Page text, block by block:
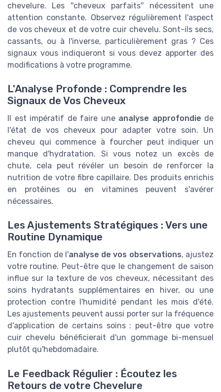
chevelure. Les ''cheveux parfaits'' nécessitent une
attention constante. Observez régulièrement l'aspect
de vos cheveux et de votre cuir chevelu. Sont-ils secs,
cassants, ou à l'inverse, particulièrement gras ? Ces
signaux vous indiqueront si vous devez apporter des
modifications à votre programme.
L'Analyse Profonde : Comprendre les
Signaux de Vos Cheveux
Il est impératif de faire une analyse approfondie de
l'état de vos cheveux pour adapter votre soin. Un
cheveu qui commence à fourcher peut indiquer un
manque d'hydratation. Si vous notez un excès de
chute, cela peut révéler un besoin de renforcer la
nutrition de votre fibre capillaire. Des produits enrichis
en protéines ou en vitamines peuvent s'avérer
nécessaires.
Les Ajustements Stratégiques : Vers une
Routine Dynamique
En fonction de l'analyse de vos observations, ajustez
votre routine. Peut-être que le changement de saison
influe sur la texture de vos cheveux, nécessitant des
soins hydratants supplémentaires en hiver, ou une
protection contre l'humidité pendant les mois d'été.
Les ajustements peuvent aussi porter sur la fréquence
d'application de certains soins : peut-être que votre
cuir chevelu bénéficierait d'un gommage bi-mensuel
plutôt qu'hebdomadaire.
Le Feedback Régulier : Écoutez les
Retours de votre Chevelure